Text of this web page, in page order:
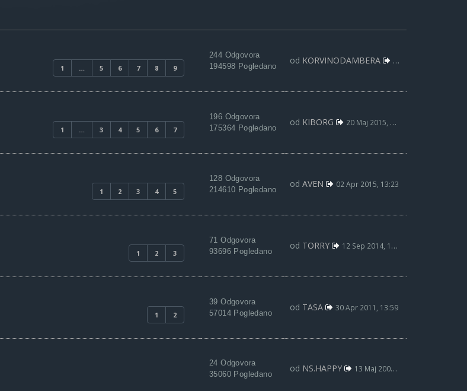
1 … 5 6 7 8 9
244 Odgovora
194598 Pogledano
od KORVINODAMBERA 28 Jul 2017, 14:41
1 … 3 4 5 6 7
196 Odgovora
175364 Pogledano
od KIBORG 20 Maj 2015, 21:07
1 2 3 4 5
128 Odgovora
214610 Pogledano
od AVEN 02 Apr 2015, 13:23
1 2 3
71 Odgovora
93696 Pogledano
od TORRY 12 Sep 2014, 12:18
1 2
39 Odgovora
57014 Pogledano
od TASA 30 Apr 2011, 13:59
24 Odgovora
35060 Pogledano
od NS.HAPPY 13 Maj 2009, 23:32